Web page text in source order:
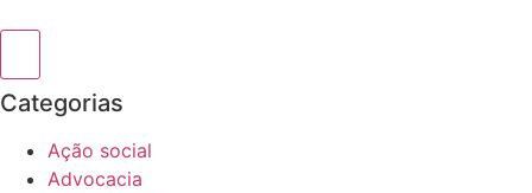
Categorias
Ação social
Advocacia